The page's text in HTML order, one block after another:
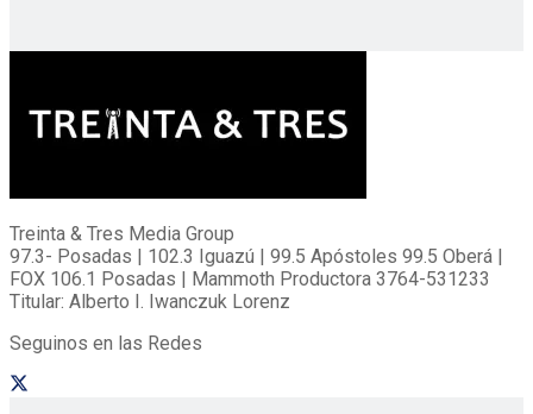
Treinta & Tres Media Group
97.3- Posadas | 102.3 Iguazú | 99.5 Apóstoles 99.5 Oberá |
FOX 106.1 Posadas | Mammoth Productora 3764-531233
Titular: Alberto I. Iwanczuk Lorenz
Seguinos en las Redes